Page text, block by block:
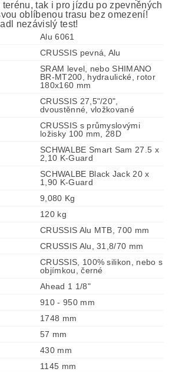
tak i pro jízdu po zpevněných
oblíbenou trasu bez omezení!
nezávislý test!
Alu 6061
CRUSSIS pevná, Alu
SRAM level, nebo SHIMANO
BR-MT200, hydraulické, rotor
180x160 mm
CRUSSIS 27,5"/20",
dvoustěnné, vložkované
CRUSSIS s průmyslovými
ložisky 100 mm, 28D
SCHWALBE Smart Sam 27.5 x
2,10 K-Guard
SCHWALBE Black Jack 20 x
1,90 K-Guard
9,080 Kg
120 kg
CRUSSIS Alu MTB, 700 mm
CRUSSIS Alu, 31,8/70 mm
CRUSSIS, 100% silikon, nebo s
objímkou, černé
Ahead 1 1/8"
910 - 950 mm
1748 mm
57 mm
430 mm
1145 mm